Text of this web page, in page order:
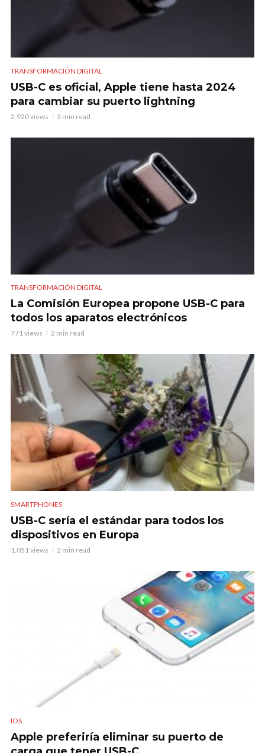
TRANSFORMACIÓN DIGITAL
USB-C es oficial, Apple tiene hasta 2024
para cambiar su puerto lightning
2.920 views 3 min read
TRANSFORMACIÓN DIGITAL
La Comisión Europea propone USB-C para
todos los aparatos electrónicos
771 views 2 min read
SMARTPHONES
USB-C sería el estándar para todos los
dispositivos en Europa
1.051 views 2 min read
IOS
Apple preferiría eliminar su puerto de